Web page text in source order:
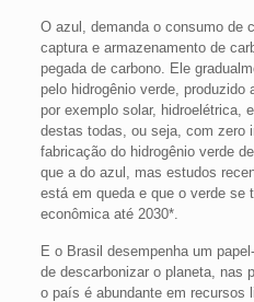
O azul, demanda o consumo de
captura e armazenamento de
pegada de carbono. Ele
pelo hidrogênio verde, produzido
por exemplo solar, hidroelétrica,
destas todas, ou seja, com zero
fabricação do hidrogênio verde
que a do azul, mas estudos
está em queda e que o verde se
econômica até 2030*.
E o Brasil desempenha um
de descarbonizar o planeta, nas
o país é abundante em recursos